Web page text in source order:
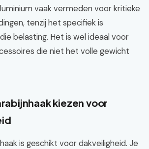
vaak vermeden voor kritieke
tenzij het specifiek is
belasting. Het is wel ideaal voor
die niet het volle gewicht
kiezen voor
is geschikt voor dakveiligheid. Je